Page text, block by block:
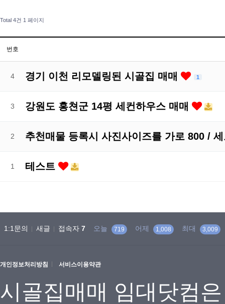
Total 4건 1 페이지
번호
4 경기 이천 리모델링된 시골집 매매 1
3 강원도 홍쳔군 14평 세컨하우스 매매
2 추천매물 등록시 사진사이즈를 가로 800 /
1 테스트
1:1문의 새글 접속자 7 오늘 719 어제 1,008 최대 3,009
개인정보처리방침 서비스이용약관
시골집매매 임대닷컴